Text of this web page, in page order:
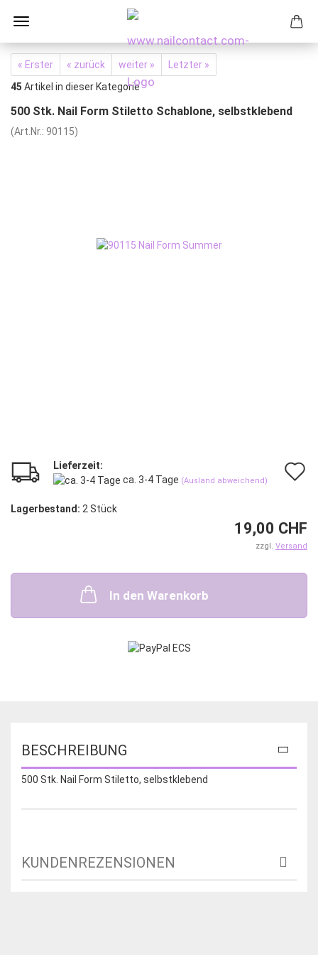
« Erster « zurück weiter »
Letzter »
45 Artikel in dieser Kategorie
500 Stk. Nail Form Stiletto Schablone, selbstklebend
(Art.Nr.: 90115)
Lieferzeit:
ca. 3-4 Tage (Ausland abweichend)
Lagerbestand: 2Stück
19,00 CHF
zzgl. Versand
In den Warenkorb
BESCHREIBUNG
500 Stk. Nail Form Stiletto, selbstklebend
KUNDENREZENSIONEN